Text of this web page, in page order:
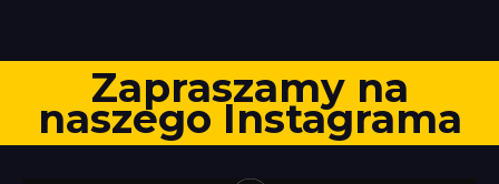
Zapraszamy na
naszego Instagrama